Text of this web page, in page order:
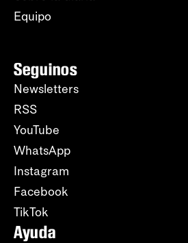
Equipo
Seguinos
Newsletters
RSS
YouTube
WhatsApp
Instagram
Facebook
TikTok
Ayuda